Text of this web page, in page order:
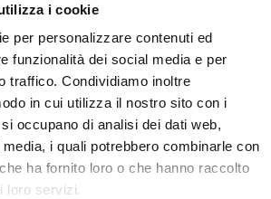
i cookie
per personalizzare contenuti ed
funzionalità dei social media e per
traffico. Condividiamo inoltre
in cui utilizza il nostro sito con i
occupano di analisi dei dati web,
i quali potrebbero combinarle con
ha fornito loro o che hanno raccolto
loro servizi.